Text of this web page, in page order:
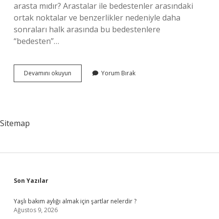
arasta mıdır? Arastalar ile bedestenler arasındaki
ortak noktalar ve benzerlikler nedeniyle daha
sonraları halk arasında bu bedestenlere
“bedesten”…
Devamını okuyun
Ne
Yorum Bırak
Sitemap
Sidebar
Son Yazılar
Yaşlı bakım aylığı almak için şartlar nelerdir ?
Ağustos 9, 2026